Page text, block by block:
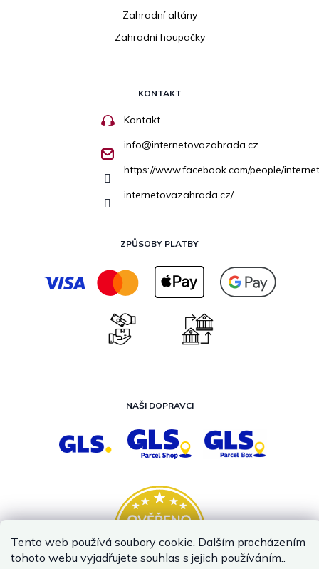
Tento web používá soubory cookie. Dalším procházením
tohoto webu vyjadřujete souhlas s jejich používáním..
Zahradní altány
Zahradní houpačky
KONTAKT
Kontakt
info@internetovazahrada.cz
https://www.facebook.com/people/
internetovazahrada.cz/
ZPŮSOBY PLATBY
NAŠI DOPRAVCI